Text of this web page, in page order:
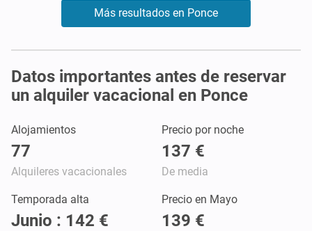
Más resultados en Ponce
Datos importantes antes de reservar
un alquiler vacacional en Ponce
Alojamientos
77
Alquileres vacacionales
Precio por noche
137 €
De media
Temporada alta
Junio : 142 €
Precio en Mayo
139 €